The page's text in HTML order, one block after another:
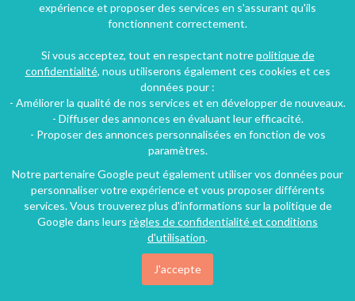
Villa
7 chambres 15 personnes
108€/nuit
expérience et proposer des services en s'assurant qu'ils
fonctionnent correctement.
Si vous acceptez, tout en respectant notrepolitique de
confidentialité, nous utiliserons également ces cookies et ces
données pour :
- Améliorer la qualité de nos services et en développer de nouveaux.
- Diffuser des annonces en évaluant leur efficacité.
- Proposer des annonces personnalisées en fonction de vos
paramètres.
Notre partenaire Google peut également utiliser vos données pour
personnaliser votre expérience et vous proposer différents
services. Vous trouverez plus d'informations sur la politique de
Google dans leurs règles de confidentialité et conditions
d'utilisation.
J'accepte